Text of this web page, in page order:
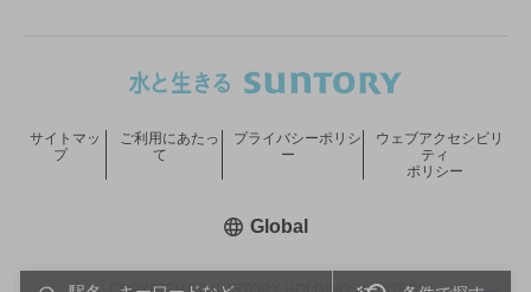
サイトマッ
プ
ご利用にあたっ
て
プライバシーポリシ
ー
ウェブアクセシビリ
ティ
ポリシー
Global新しいウィンドウで開く